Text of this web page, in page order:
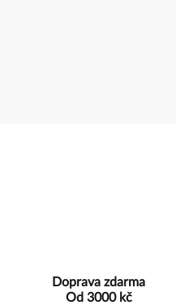
Doprava zdarma
Od 3000 kč